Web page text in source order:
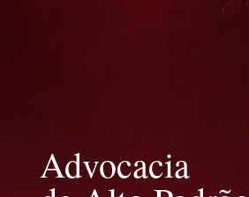
Advocacia